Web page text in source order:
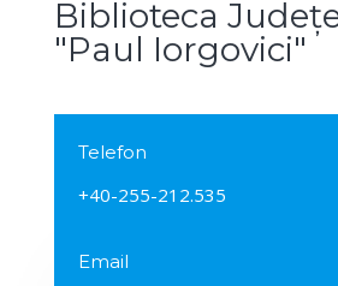
Biblioteca
"Paul Iorgovici"
Telefon
+40-255-212.535
Email